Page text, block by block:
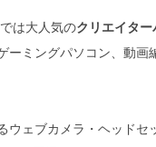
は大人気のクリエイター
ミングパソコン、動
ェブカメラ・ヘッド